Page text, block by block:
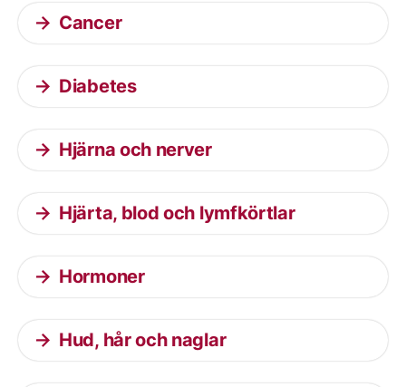
Cancer
Diabetes
Hjärna och nerver
Hjärta, blod och lymfkörtlar
Hormoner
Hud, hår och naglar